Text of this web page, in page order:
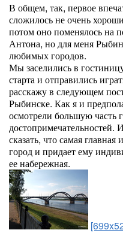
В общем, так, первое
сложилось не очень
потом оно поменялось на
Антона, но для меня
любимых городов.
Мы заселились в
старта и отправились
расскажу в следующем
Рыбинске. Как я и
осмотрели большую часть
достопримечательностей.
сказать, что самая
город и придает ему
ее набережная.